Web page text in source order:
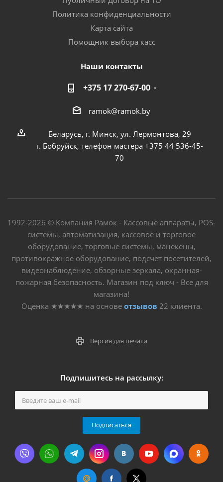
Политика конфиденциальности
Карта сайта
Помощник выбора касс
Наши контакты
+375 17 270-67-00
ramok@ramok.by
Беларусь, г. Минск, ул. Лермонтова, 29
г. Бобруйск, телефон мастера +375 44 536-45-
70
1992-2026 © Компания Рамок - Кассовые аппараты, POS-
системы, автоматизация, кассовое и торговое
оборудование, торговые системы, манекены,
противокражное оборудование, подсчет посетителей,
видеонаблюдение, обзорные зеркала, охранная-
пожарная безопасность. Магазин под ключ - Все для
магазина!
Оценка ★★★★★ на основе отзывов 22 клиента.
Версия для печати
Подпишитесь на рассылку:
Подписаться